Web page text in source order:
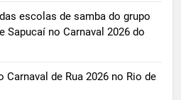
escolas de samba do grupo
Sapucaí no Carnaval 2026 do
Carnaval de Rua 2026 no Rio de